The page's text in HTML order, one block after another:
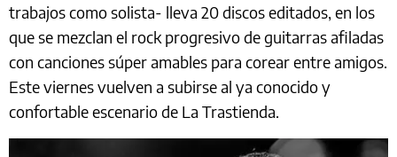
trabajos como solista- lleva 20 discos editados, en los
que se mezclan el rock progresivo de guitarras afiladas
con canciones súper amables para corear entre amigos.
Este viernes vuelven a subirse al ya conocido y
confortable escenario de La Trastienda.